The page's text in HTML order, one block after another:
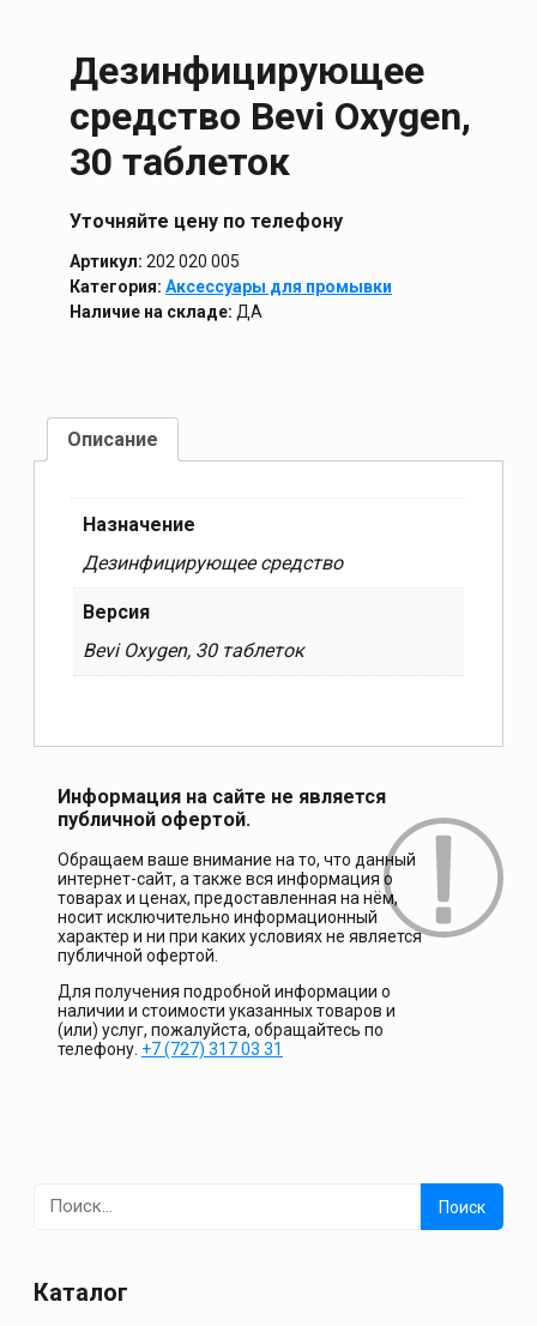
Дезинфицирующее
средство Bevi Oxygen,
30 таблеток
Уточняйте цену по телефону
Артикул: 202 020 005
Категория: Аксессуары для промывки
Наличие на складе: ДА
Описание
Назначение
Дезинфицирующее средство
Версия
Bevi Oxygen, 30 таблеток
Информация на сайте не является
публичной офертой.
Обращаем ваше внимание на то, что данный
интернет-сайт, а также вся информация о
товарах и ценах, предоставленная на нём,
носит исключительно информационный
характер и ни при каких условиях не является
публичной офертой.
Для получения подробной информации о
наличии и стоимости указанных товаров и
(или) услуг, пожалуйста, обращайтесь по
телефону. +7 (727) 317 03 31
Найти:
Каталог